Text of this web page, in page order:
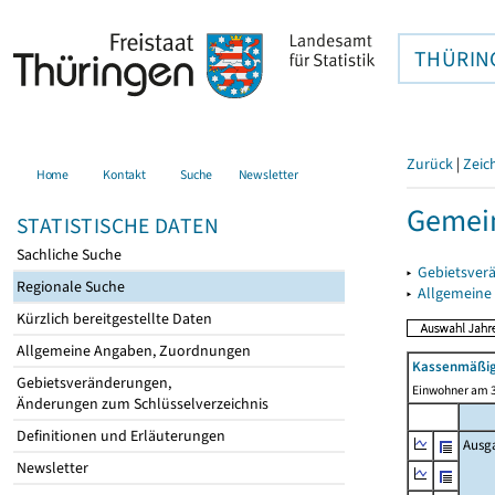
Home Kontakt Suche Newsletter
STATISTISCHE DATEN
Sachliche Suche
Regionale Suche
Kürzlich bereitgestellte Daten
Allgemeine Angaben, Zuordnungen
Gebietsveränderungen,
Änderungen zum Schlüsselverzeichnis
Definitionen und Erläuterungen
Newsletter
Zurück |
▸
▸
Einwohner am